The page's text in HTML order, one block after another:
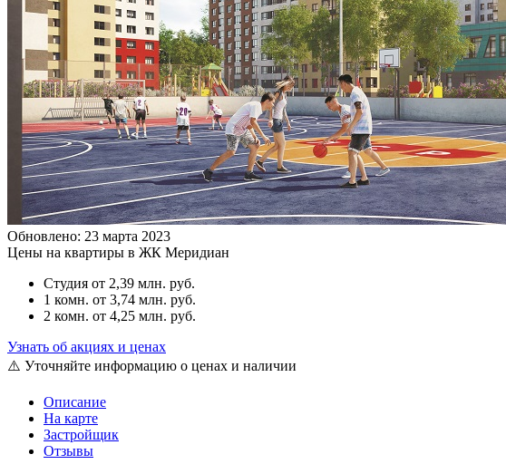
Обновлено: 23 марта 2023
Цены на квартиры в ЖК Меридиан
Студия от 2,39 млн. руб.
1 комн. от 3,74 млн. руб.
2 комн. от 4,25 млн. руб.
Узнать об акциях и ценах
⚠️ Уточняйте информацию о ценах и наличии
Описание
На карте
Застройщик
Отзывы